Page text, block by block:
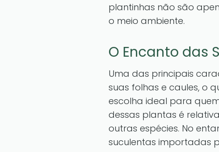
plantinhas não são
o meio ambiente.
O Encanto das
Uma das principais
suas folhas e caules, o
escolha ideal para
dessas plantas é
outras espécies. No
suculentas importadas